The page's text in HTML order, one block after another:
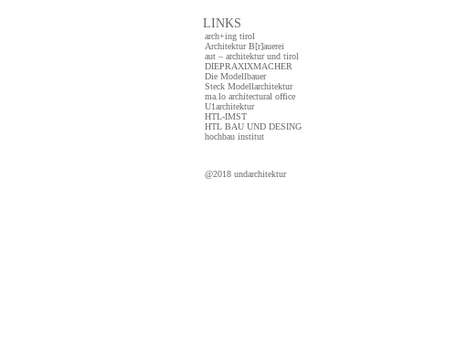
LINKS
arch+ing tirol
Architektur B[r]auerei
aut – architektur und tirol
DIEPRAXIXMACHER
Die Modellbauer
Steck Modellarchitektur
ma.lo architectural office
U1architektur
HTL-IMST
HTL BAU UND DESING
hochbau institut
@2018 undarchitektur